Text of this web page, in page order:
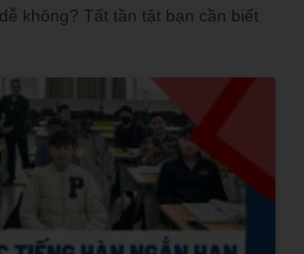
không? Tất tần tật bạn cần biết